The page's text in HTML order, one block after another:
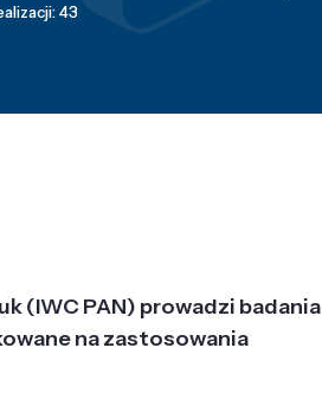
43
(IWC PAN) prowadzi badania
na zastosowania